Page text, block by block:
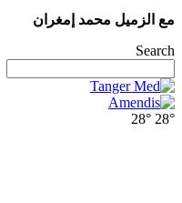
مع الزميل محمد إمغران
Search
28°
28°